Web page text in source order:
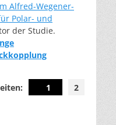
Alfred-Wegener-
Polar- und
der Studie.
1 2